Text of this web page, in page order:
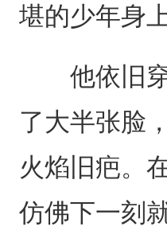
堪的少年身上
他依旧穿
了大半张脸
火焰旧疤。
仿佛下一刻